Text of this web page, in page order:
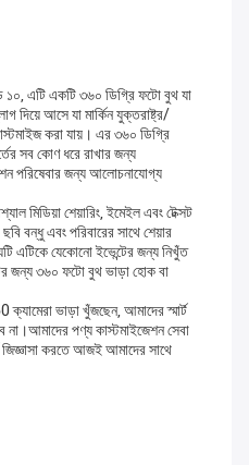
১০, এটি একটি ৩৬০ ডিগ্রি ফটো বুথ যা
দিয়ে আসে যা মার্কিন যুক্তরাষ্ট্র/
করা যায়। এর ৩৬০ ডিগ্রি
সব কোণ ধরে রাখার জন্য
পরিষেবার জন্য আলোচনাযোগ্য
মিডিয়া শেয়ারিং, ইমেইল এবং টেক্সট
বন্ধু এবং পরিবারের সাথে শেয়ার
এটিকে যেকোনো ইভেন্টের জন্য নিখুঁত
জন্য ৩৬০ ফটো বুথ ভাড়া হোক বা
ভাড়া খুঁজছেন, আমাদের স্মার্ট
পণ্য কাস্টমাইজেশন সেবা
করতে আজই আমাদের সাথে